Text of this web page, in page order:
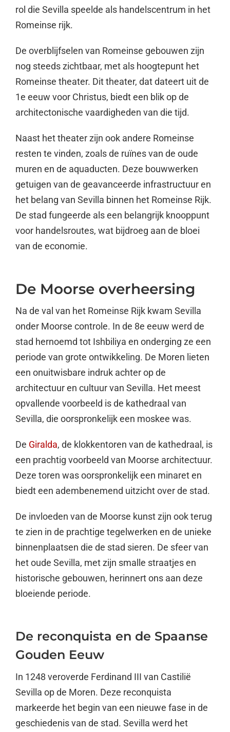
rol die Sevilla speelde als handelscentrum in het
Romeinse rijk.
De overblijfselen van Romeinse gebouwen zijn
nog steeds zichtbaar, met als hoogtepunt het
Romeinse theater. Dit theater, dat dateert uit de
1e eeuw voor Christus, biedt een blik op de
architectonische vaardigheden van die tijd.
Naast het theater zijn ook andere Romeinse
resten te vinden, zoals de ruïnes van de oude
muren en de aquaducten. Deze bouwwerken
getuigen van de geavanceerde infrastructuur en
het belang van Sevilla binnen het Romeinse Rijk.
De stad fungeerde als een belangrijk knooppunt
voor handelsroutes, wat bijdroeg aan de bloei
van de economie.
De Moorse overheersing
Na de val van het Romeinse Rijk kwam Sevilla
onder Moorse controle. In de 8e eeuw werd de
stad hernoemd tot Ishbiliya en onderging ze een
periode van grote ontwikkeling. De Moren lieten
een onuitwisbare indruk achter op de
architectuur en cultuur van Sevilla. Het meest
opvallende voorbeeld is de kathedraal van
Sevilla, die oorspronkelijk een moskee was.
De Giralda, de klokkentoren van de kathedraal, is
een prachtig voorbeeld van Moorse architectuur.
Deze toren was oorspronkelijk een minaret en
biedt een adembenemend uitzicht over de stad.
De invloeden van de Moorse kunst zijn ook terug
te zien in de prachtige tegelwerken en de unieke
binnenplaatsen die de stad sieren. De sfeer van
het oude Sevilla, met zijn smalle straatjes en
historische gebouwen, herinnert ons aan deze
bloeiende periode.
De reconquista en de Spaanse
Gouden Eeuw
In 1248 veroverde Ferdinand III van Castilië
Sevilla op de Moren. Deze reconquista
markeerde het begin van een nieuwe fase in de
geschiedenis van de stad. Sevilla werd het